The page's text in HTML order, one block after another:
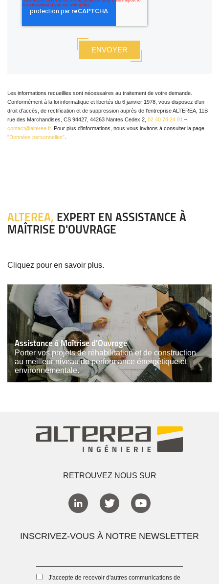
Les informations recueillies sont nécessaires au traitement de votre demande.
Conformément à la loi informatique et libertés du 6 janvier 1978, vous disposez d'un
droit d'accès, de rectification et de suppression auprès de l’entreprise ALTEREA, 11B
rue des Marchandises, CS 94427, 44263 Nantes Cedex 2, 02 40 74 24 81 –
contact@alterea.fr. Pour plus d'informations, nous vous invitons à consulter la page
"Données personnelles"
ALTEREA, EXPERT EN ASSISTANCE À
MAÎTRISE D'OUVRAGE
Cliquez pour en savoir plus.
Assistance à Maîtrise d'Ouvrage
Porter vos projets de réhabilitation et de construction
au meilleur niveau de performance énergétique et
environnementale.
RETROUVEZ NOUS SUR
INSCRIVEZ-VOUS À NOTRE NEWSLETTER
J'accepte de recevoir d'autres communications de